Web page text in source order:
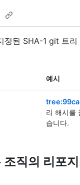
정된 SHA-1 git 트리
예시
리 해시를
습니다.
직의 리포